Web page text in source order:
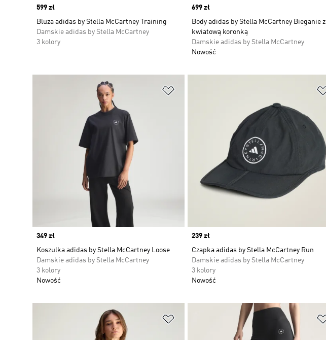
Price
599 zł
Bluza adidas by Stella McCartney Training
Damskie adidas by Stella McCartney
3 kolory
Price
699 zł
Body adidas by Stella McCartney Bieganie z
kwiatową koronką
Damskie adidas by Stella McCartney
Nowość
Price
349 zł
Koszulka adidas by Stella McCartney Loose
Damskie adidas by Stella McCartney
3 kolory
Nowość
Price
239 zł
Czapka adidas by Stella McCartney Run
Damskie adidas by Stella McCartney
3 kolory
Nowość
Dodaj do listy życzeń